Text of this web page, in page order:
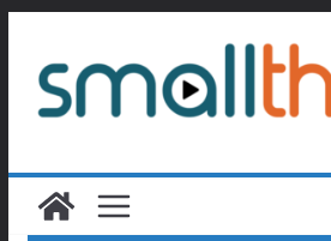
contenu